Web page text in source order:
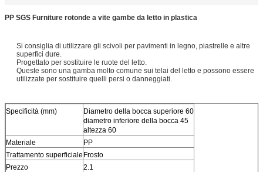
PP SGS Furniture rotonde a vite gambe da letto in plastica
Si consiglia di utilizzare gli scivoli per pavimenti in legno, piastrelle e altre
superfici dure.
Progettato per sostituire le ruote del letto.
Queste sono una gamba molto comune sui telai del letto e possono essere
utilizzate per sostituire quelli persi o danneggiati.
Specificità (mm)
Diametro della bocca superiore 60
diametro inferiore della bocca 45
altezza 60
Materiale
PP
Trattamento superficiale Frosto
Prezzo
2.1